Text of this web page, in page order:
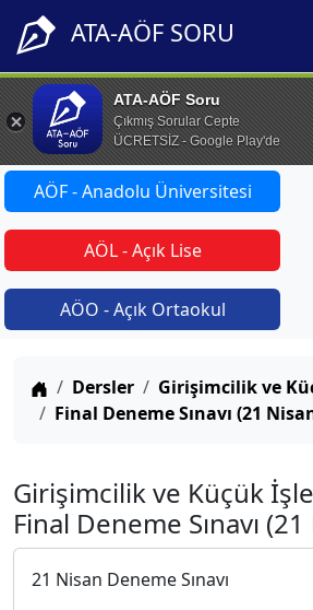
ATA-AÖF SORU
ATA-AÖF Soru
Çıkmış Sorular Cepte
ÜCRETSİZ - Google Play'de
AÖF - Anadolu Üniversitesi
AÖL - Açık Lise
AÖO - Açık Ortaokul
Anasayfa
Dersler
Girişimcilik ve
Final Deneme Sınavı (21
Girişimcilik ve Küçük
Final Deneme Sınavı
21 Nisan Deneme Sınavı